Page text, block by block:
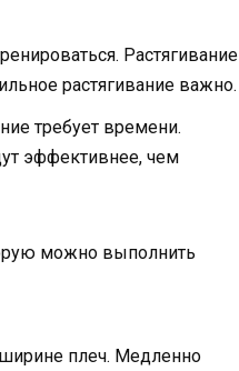
Растягивание
растягивание важно.
требует времени.
эффективнее, чем
можно выполнить
ширине плеч. Медленно